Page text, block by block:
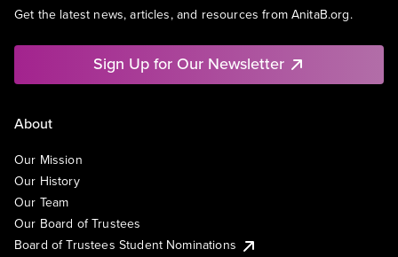
Get the latest news, articles, and resources from AnitaB.org.
Sign Up for Our Newsletter
About
Our Mission
Our History
Our Team
Our Board of Trustees
Board of Trustees Student Nominations